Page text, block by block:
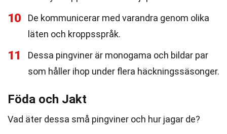
10
De kommunicerar med varandra genom olika
läten och kroppsspråk.
11
Dessa pingviner är monogama och bildar par
som håller ihop under flera häckningssäsonger.
Föda och Jakt
Vad äter dessa små pingviner och hur jagar de?